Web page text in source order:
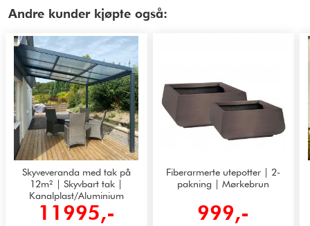
Andre kunder kjøpte også:
Skyveveranda med tak på
12m² | Skyvbart tak |
Kanalplast/Aluminium
11995,-
Fiberarmerte utepotter | 2-
pakning | Mørkebrun
999,-